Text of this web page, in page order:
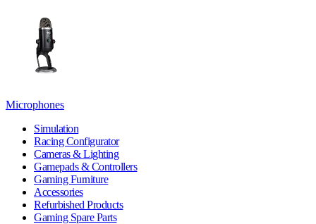
Microphones
Simulation
Racing Configurator
Cameras & Lighting
Gamepads & Controllers
Gaming Furniture
Accessories
Refurbished Products
Gaming Spare Parts